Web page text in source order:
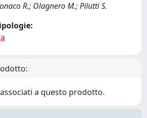
R.; Olagnero M.; Pilutti S.
a questo prodotto.